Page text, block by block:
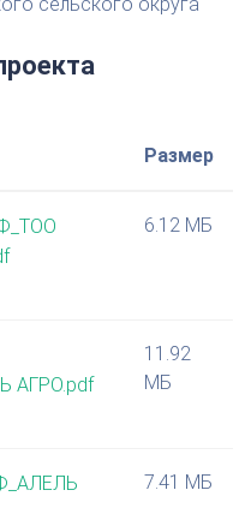
Размер
6.12 МБ
АГРО.pdf
11.92
МБ
7.41 МБ